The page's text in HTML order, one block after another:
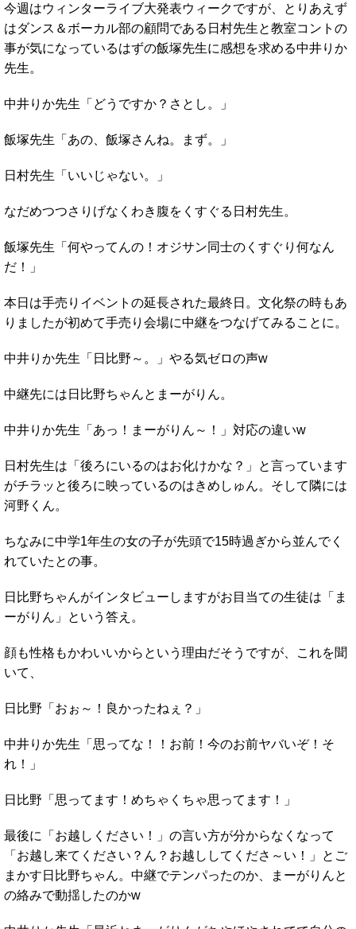
今週はウィンターライブ大発表ウィークですが、とりあえず
はダンス＆ボーカル部の顧問である日村先生と教室コントの
事が気になっているはずの飯塚先生に感想を求める中井りか
先生。
中井りか先生「どうですか？さとし。」
飯塚先生「あの、飯塚さんね。まず。」
日村先生「いいじゃない。」
なだめつつさりげなくわき腹をくすぐる日村先生。
飯塚先生「何やってんの！オジサン同士のくすぐり何なん
だ！」
本日は手売りイベントの延長された最終日。文化祭の時もあ
りましたが初めて手売り会場に中継をつなげてみることに。
中井りか先生「日比野～。」やる気ゼロの声w
中継先には日比野ちゃんとまーがりん。
中井りか先生「あっ！まーがりん～！」対応の違いw
日村先生は「後ろにいるのはお化けかな？」と言っています
がチラッと後ろに映っているのはきめしゅん。そして隣には
河野くん。
ちなみに中学1年生の女の子が先頭で15時過ぎから並んでく
れていたとの事。
日比野ちゃんがインタビューしますがお目当ての生徒は「ま
ーがりん」という答え。
顔も性格もかわいいからという理由だそうですが、これを聞
いて、
日比野「おぉ～！良かったねぇ？」
中井りか先生「思ってな！！お前！今のお前ヤバいぞ！そ
れ！」
日比野「思ってます！めちゃくちゃ思ってます！」
最後に「お越しください！」の言い方が分からなくなって
「お越し来てください？ん？お越ししてくださ～い！」とご
まかす日比野ちゃん。中継でテンパったのか、まーがりんと
の絡みで動揺したのかw